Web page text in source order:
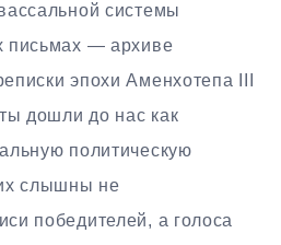
системы
письмах — архиве
эпохи Аменхотепа III
дошли до нас как
политическую
слышны не
победителей, а голоса